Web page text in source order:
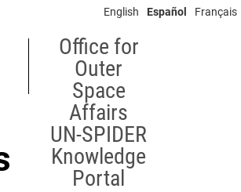
English Español Français
Office for
Outer
Space
Affairs
UN-SPIDER
Knowledge
Portal